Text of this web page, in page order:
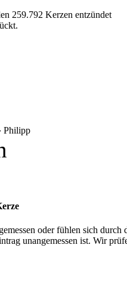
259.792 Kerzen entzündet
Philipp
oder fühlen sich
unangemessen ist. Wir